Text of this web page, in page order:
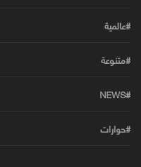
#عالمية
#متنوعة
#NEWS
#حوارات